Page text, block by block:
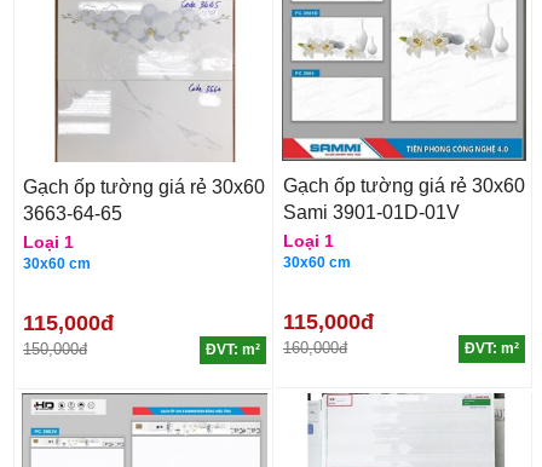
Gạch ốp tường giá rẻ 30x60
3663-64-65
Loại 1
30x60 cm
115,000đ
150,000đ ĐVT: m²
Gạch ốp tường giá rẻ 30x60
Sami 3901-01D-01V
Loại 1
30x60 cm
115,000đ
160,000đ ĐVT: m²